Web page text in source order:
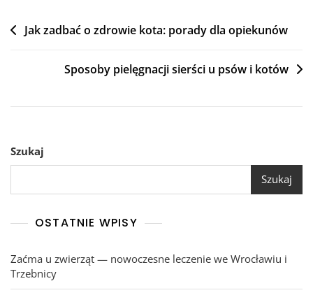
Nawigacja
Jak zadbać o zdrowie kota: porady dla opiekunów
Sposoby pielęgnacji sierści u psów i kotów
Szukaj
Szukaj
OSTATNIE WPISY
Zaćma u zwierząt — nowoczesne leczenie we Wrocławiu i
Trzebnicy